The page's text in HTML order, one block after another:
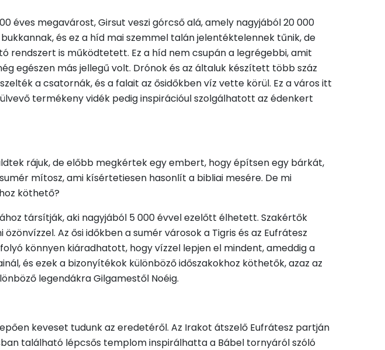
éves megavárost, Girsut veszi górcső alá, amely nagyjából 20 000
és ez a híd mai szemmel talán jelentéktelennek tűnik, de
is működtetett. Ez a híd nem csupán a legrégebbi, amit
egészen más jellegű volt. Drónok és az általuk készített több száz
a csatornák, és a falait az ősidőkben víz vette körül. Ez a város itt
termékeny vidék pedig inspirációul szolgálhatott az édenkert
rájuk, de előbb megkértek egy embert, hogy építsen egy bárkát,
mítosz, ami kísértetiesen hasonlít a bibliai mesére. De mi
köthető?
társítják, aki nagyjából 5 000 évvel ezelőtt élhetett. Szakértők
Az ősi időkben a sumér városok a Tigris és az Eufrátesz
könnyen kiáradhatott, hogy vízzel lepjen el mindent, ameddig a
és ezek a bizonyítékok különböző időszakokhoz köthetők, azaz az
legendákra Gilgamestől Noéig.
keveset tudunk az eredetéről. Az Irakot átszelő Eufrátesz partján
található lépcsős templom inspirálhatta a Bábel tornyáról szóló